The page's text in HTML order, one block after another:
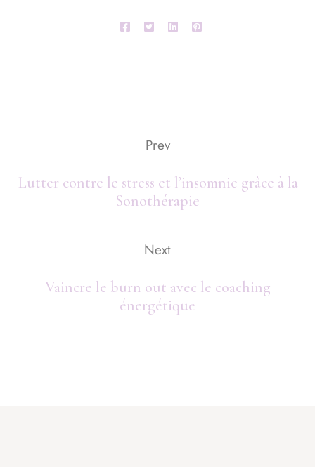
Prev
Lutter contre le stress et l’insomnie grâce à la
Sonothérapie
Next
Vaincre le burn out avec le coaching
énergétique